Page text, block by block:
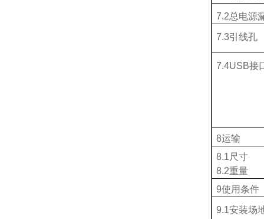
7.2总电源
7.3引线孔
7.4USB接
8运输
8.1尺寸
8.2重量
9使用条件
9.1安装场